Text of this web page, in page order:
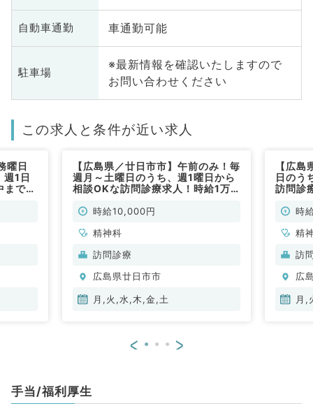
自動車通勤 車通勤可能
駐車場
※最新情報を確認いたしますので
お問い合わせください
この求人と条件が近い求人
曜日
1日
でも
【広島県／廿日市市】午前のみ！毎
週月～土曜日のうち、週1曜日から
相談OKな訪問診療求人！時給1万
療内科／非常勤）
時給10,000円
精神科
訪問診療
広島県廿日市市
月,火,水,木,金,土
【広
日のう
訪問診
常勤）
時
精
訪
広
月,
< >
手当/福利厚生